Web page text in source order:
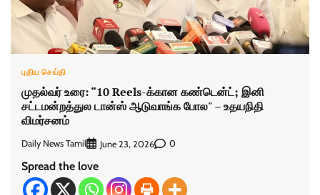
புதிய செய்தி
முதல்வர் உரை: “10 Reels-க்கான கண்டென்ட்; இனி
சட்டமன்றத்துல டான்ஸ் ஆடுவாங்க போல" – உதயநிதி
விமர்சனம்
Daily News Tamil June 23, 2026 0
Spread the love